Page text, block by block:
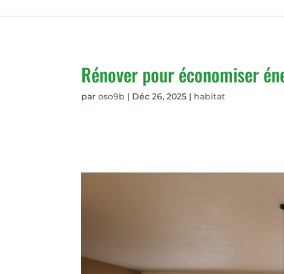
Rénover pour économiser
paroso9b | Déc 26, 2025 | habitat